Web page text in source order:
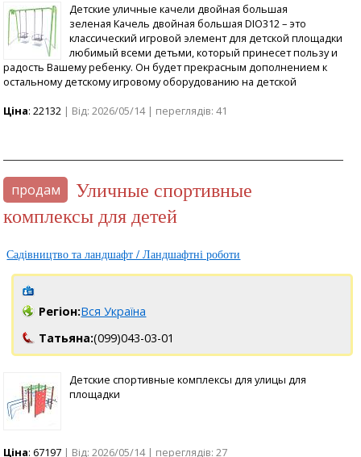
Детские уличные качели двойная большая
зеленая Качель двойная большая DIO312 – это
классический игровой элемент для детской площадки
любимый всеми детьми, который принесет пользу и
радость Вашему ребенку. Он будет прекрасным дополнением к
остальному детскому игровому оборудованию на детской
Ціна: 22132 | Від: 2026/05/14 | переглядів: 41
продам
Уличные спортивные
комплексы для детей
Садівництво та ландшафт / Ландшафтні роботи
Регіон:Вся Україна
Татьяна:(099)043-03-01
Детские спортивные комплексы для улицы для
площадки
Ціна: 67197 | Від: 2026/05/14 | переглядів: 27